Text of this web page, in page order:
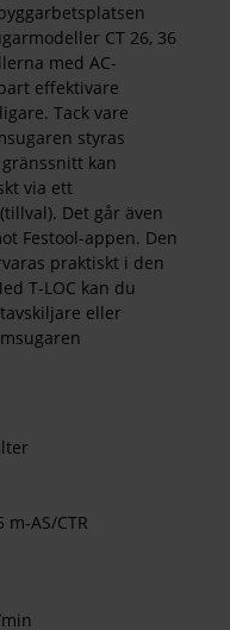
CT 26, 36
med AC-
effektivare
Tack vare
styras
kan
via ett
Det går även
Festool-appen. Den
praktiskt i den
T-LOC kan du
eller
AS/CTR